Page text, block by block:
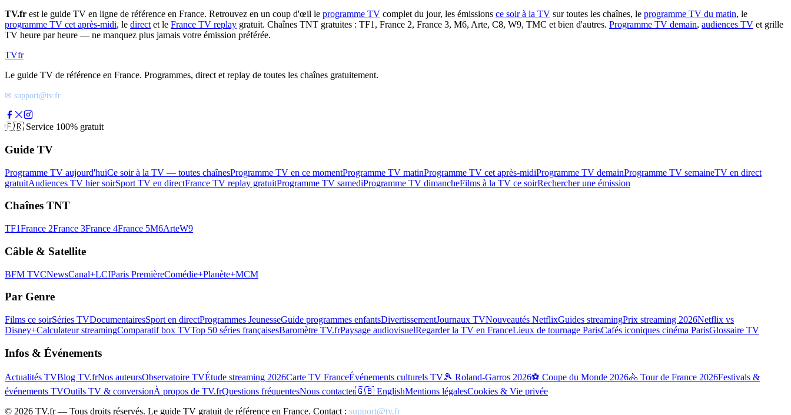
TV.fr est le guide TV en ligne de référence en France. Retrouvez en un coup d'œil le programme TV complet du jour, les émissions ce soir à la TV sur toutes les chaînes, le programme TV du matin, le
programme TV cet après-midi, le direct et le France TV replay gratuit. Chaînes TNT gratuites : TF1, France 2, France 3, M6, Arte, C8, W9, TMC et bien d'autres. Programme TV demain, audiences TV et grille
TV heure par heure — ne manquez plus jamais votre émission préférée.
TVfr
Le guide TV de référence en France. Programmes, direct et replay de toutes les chaînes gratuitement.
✉ support@tv.fr
🇫🇷 Service 100% gratuit
Guide TV
Programme TV aujourd'huiCe soir à la TV — toutes chaînesProgramme TV en ce momentProgramme TV matinProgramme TV cet après-midiProgramme TV demainProgramme TV semaineTV en direct
gratuitAudiences TV hier soirSport TV en directFrance TV replay gratuitProgramme TV samediProgramme TV dimancheFilms à la TV ce soirRechercher une émission
Chaînes TNT
TF1France 2France 3France 4France 5M6ArteW9
Câble & Satellite
BFM TVCNewsCanal+LCIParis PremièreComédie+Planète+MCM
Par Genre
Films ce soirSéries TVDocumentairesSport en directProgrammes JeunesseGuide programmes enfantsDivertissementJournaux TVNouveautés NetflixGuides streamingPrix streaming 2026Netflix vs
Disney+Calculateur streamingComparatif box TVTop 50 séries françaisesBaromètre TV.frPaysage audiovisuelRegarder la TV en FranceLieux de tournage ParisCafés iconiques cinéma ParisGlossaire TV
Infos & Événements
Actualités TVBlog TV.frNos auteursObservatoire TVÉtude streaming 2026Carte TV FranceÉvénements culturels TV🎾 Roland-Garros 2026⚽ Coupe du Monde 2026🚴 Tour de France 2026Festivals &
événements TVOutils TV & conversionÀ propos de TV.frQuestions fréquentesNous contacter🇬🇧 EnglishMentions légalesCookies & Vie privée
© 2026 TV.fr — Tous droits réservés. Le guide TV gratuit de référence en France. Contact : support@tv.fr